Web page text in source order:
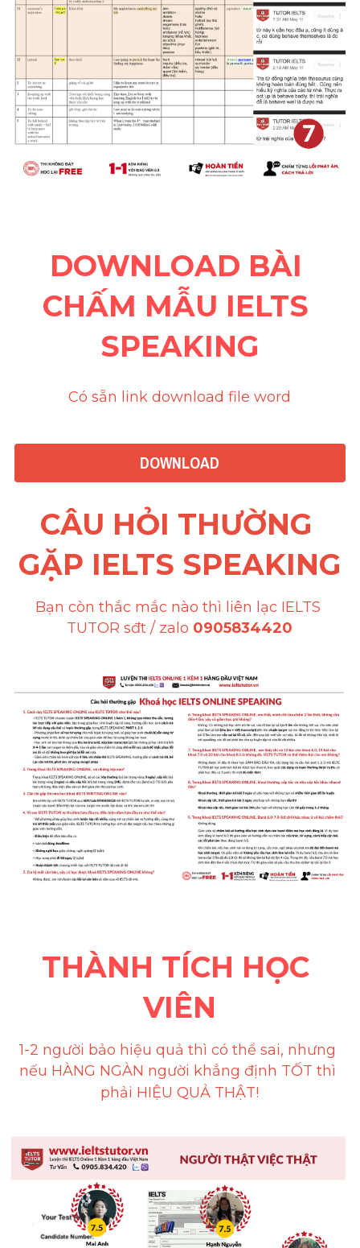
DOWNLOAD BÀI
CHẤM MẪU IELTS
SPEAKING
Có sẵn link download file word
DOWNLOAD
CÂU HỎI THƯỜNG
GẶP IELTS SPEAKING
Bạn còn thắc mắc nào thì liên lạc IELTS
TUTOR sđt / zalo 0905834420
THÀNH TÍCH HỌC
VIÊN
1-2 người bảo hiệu quả thì có thể sai, nhưng
nếu HÀNG NGÀN người khẳng định TỐT thì
phải HIỆU QUẢ THẬT!